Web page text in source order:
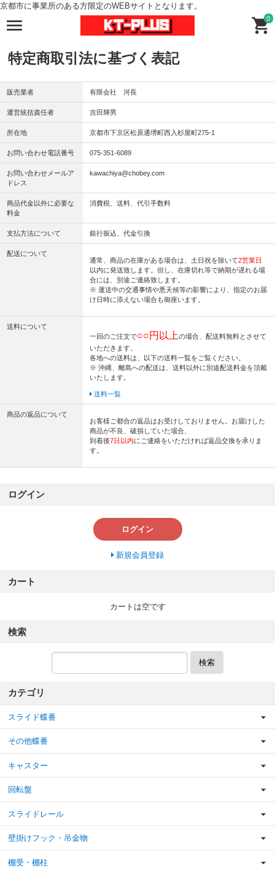
京都市に事業所のある方限定のWEBサイトとなります。
0
特定商取引法に基づく表記
販売業者 有限会社 河長
運営統括責任者 吉田輝男
所在地 京都市下京区松原通堺町西入杉屋町275-1
お問い合わせ電話番号 075-351-6089
お問い合わせメールア
ドレス
kawachiya@chobey.com
商品代金以外に必要な
料金
消費税、送料、代引手数料
支払方法について 銀行振込、代金引換
配送について
通常、商品の在庫がある場合は、土日祝を除いて2営業日
以内に発送致します。但し、在庫切れ等で納期が遅れる場
合には、別途ご連絡致します。
※ 運送中の交通事情や悪天候等の影響により、指定のお届
け日時に添えない場合も御座います。
送料について
一回のご注文で○○円以上の場合、配送料無料とさせて
いただきます。
各地への送料は、以下の送料一覧をご覧ください。
※ 沖縄、離島への配送は、送料以外に別途配送料金を頂戴
いたします。
送料一覧
商品の返品について
お客様ご都合の返品はお受けしておりません。お届けした
商品が不良、破損していた場合、
到着後7日以内にご連絡をいただければ返品交換を承りま
す。
ログイン
ログイン
新規会員登録
カート
カートは空です
検索
検索
カテゴリ
スライド蝶番
その他蝶番
キャスター
回転盤
スライドレール
壁掛けフック・吊金物
棚受・棚柱